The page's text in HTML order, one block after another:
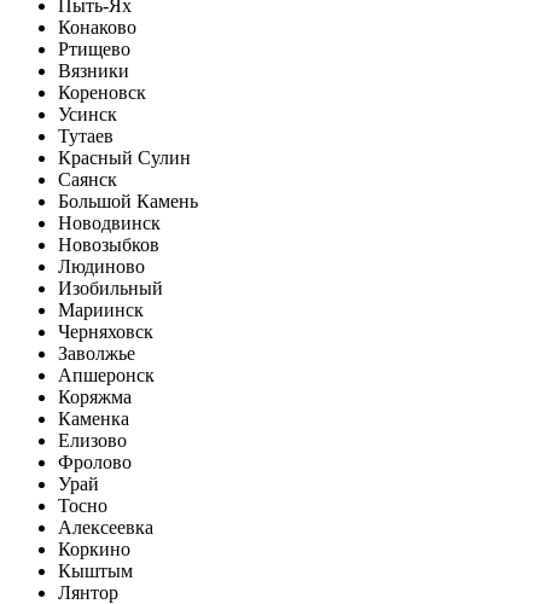
Пыть-Ях
Конаково
Ртищево
Вязники
Кореновск
Усинск
Тутаев
Красный Сулин
Саянск
Большой Камень
Новодвинск
Новозыбков
Людиново
Изобильный
Мариинск
Черняховск
Заволжье
Апшеронск
Коряжма
Каменка
Елизово
Фролово
Урай
Тосно
Алексеевка
Коркино
Кыштым
Лянтор